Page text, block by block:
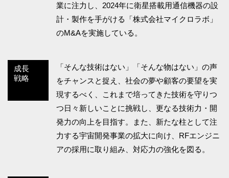
業に注力し、2024年に衛星搭載用通信機器の設
計・製作を手がける「株式会社マイクロラボ」
のM&Aを実施している。
成長
戦略
「そんな技術はない」「そんな物はない」の声
をチャンスと捉え、社会の夢や顧客の要望を実
現するべく、これまで培ってきた技術を守りつ
つ日々新しいことに挑戦し、更なる技術力・開
発力の向上を目指す。また、新たな柱として注
力する宇宙開発事業の拡大に向け、RFエンジニ
アの採用に取り組み、対応力の強化を図る。